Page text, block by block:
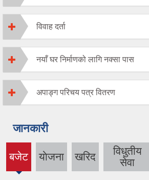
विवाह दर्ता
नयाँ घर निर्माणको लागि नक्सा पास
अपाङ्ग परिचय पत्र वितरण
जानकारी
बजेट
(active
tab)
याेजना खरिद
विधुतीय
सेवा